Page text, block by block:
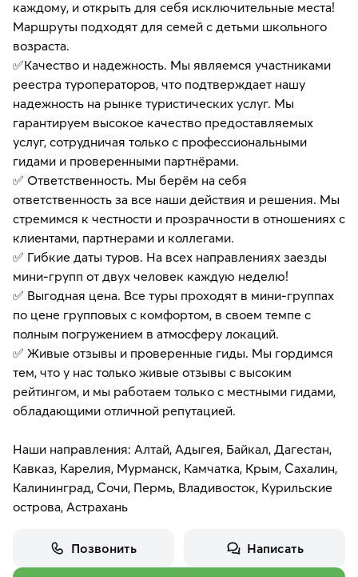
каждому, и открыть для себя исключительные места!
Маршруты подходят для семей с детьми школьного
возраста.
✅Качество и надежность. Мы являемся участниками
реестра туроператоров, что подтверждает нашу
надежность на рынке туристических услуг. Мы
гарантируем высокое качество предоставляемых
услуг, сотрудничая только с профессиональными
гидами и проверенными партнёрами.
✅ Ответственность. Мы берём на себя
ответственность за все наши действия и решения. Мы
стремимся к честности и прозрачности в отношениях с
клиентами, партнерами и коллегами.
✅ Гибкие даты туров. На всех направлениях заезды
мини-групп от двух человек каждую неделю!
✅ Выгодная цена. Все туры проходят в мини-группах
по цене групповых с комфортом, в своем темпе с
полным погружением в атмосферу локаций.
✅ Живые отзывы и проверенные гиды. Мы гордимся
тем, что у нас только живые отзывы с высоким
рейтингом, и мы работаем только с местными гидами,
обладающими отличной репутацией.
Наши направления: Алтай, Адыгея, Байкал, Дагестан,
Кавказ, Карелия, Мурманск, Камчатка, Крым, Сахалин,
Калининград, Сочи, Пермь, Владивосток, Курильские
острова, Астрахань
Позвонить Написать